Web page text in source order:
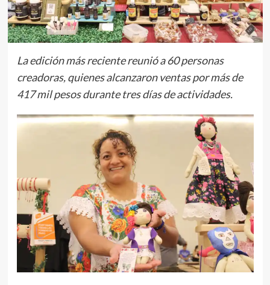
La edición más reciente reunió a 60 personas
creadoras, quienes alcanzaron ventas por más de
417 mil pesos durante tres días de actividades.